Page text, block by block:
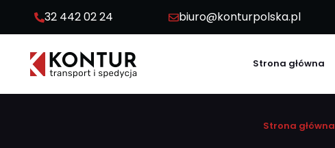
32 442 02 24 biuro@konturpolska.pl
Strona główna
Strona główna